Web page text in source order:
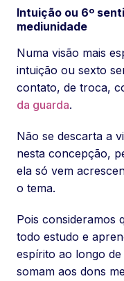
Intuição ou 6º
mediunidade
Numa visão mais
intuição ou sexto
contato, de troca,
da guarda.
Não se descarta a
nesta concepção,
ela só vem
o tema.
Pois consideramos
todo estudo e
espírito ao longo
somam aos dons